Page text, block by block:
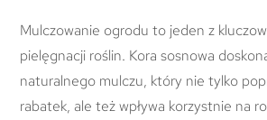
Mulczowanie ogrodu to jeden z
pielęgnacji roślin. Kora sosnowa
naturalnego mulczu, który nie tylko
rabatek, ale też wpływa korzystnie na